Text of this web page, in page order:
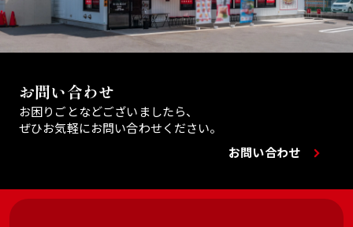
お問い合わせ
お困りごとなどございましたら、
ぜひお気軽にお問い合わせください。
お問い合わせ